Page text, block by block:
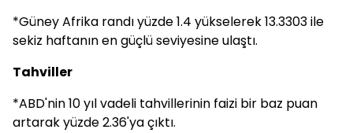
*Güney Afrika randı yüzde 1.4 yükselerek 13.3303 ile
sekiz haftanın en güçlü seviyesine ulaştı.
Tahviller
*ABD'nin 10 yıl vadeli tahvillerinin faizi bir baz puan
artarak yüzde 2.36'ya çıktı.